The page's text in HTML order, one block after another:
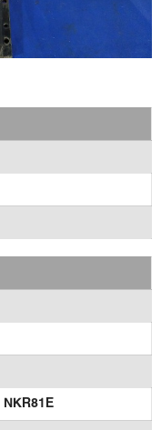
NKR81E